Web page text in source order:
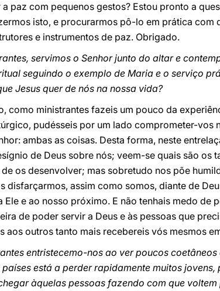
paz com pequenos gestos? Estou pronto a
isto, e procurarmos pô-lo em prática
e instrumentos de paz. Obrigado.
servimos o Senhor junto do altar e
seguindo o exemplo de Maria e o serviço
Jesus quer de nós na nossa vida?
como ministrantes fazeis um pouco da
pudésseis por um lado comprometer-vos
ambas as coisas. Desta forma, neste
de Deus sobre nós; veem-se quais são os
os desenvolver; mas sobretudo nos põe
disfarçarmos, assim como somos, diante de
e ao nosso próximo. E não tenhais medo de
de poder servir a Deus e às pessoas que
aos outros tanto mais recebereis vós mesmos
entristecemo-nos ao ver poucos
está a perder rapidamente muitos
àquelas pessoas fazendo com que